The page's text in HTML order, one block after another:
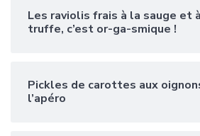
Les raviolis frais à la sauge et
truffe, c’est or-ga-smique !
Pickles de carottes aux
l’apéro